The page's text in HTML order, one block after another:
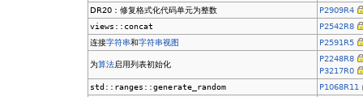
DR20：修复格式化代码单元为整数
P2909R4
views::concat
P2542R8
连接字符串和字符串视图 P2591R5
为算法启用列表初始化
P2248R8
P3217R0
std::ranges::generate_random
P1068R11